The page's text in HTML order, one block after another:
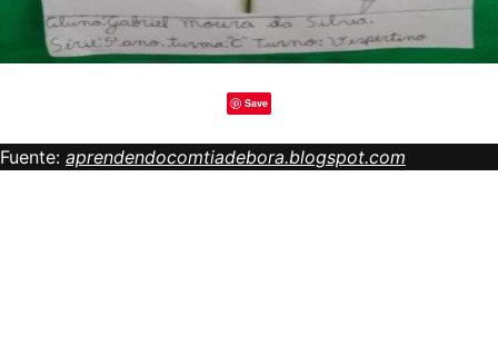
Save
Fuente: aprendendocomtiadebora.blogspot.com